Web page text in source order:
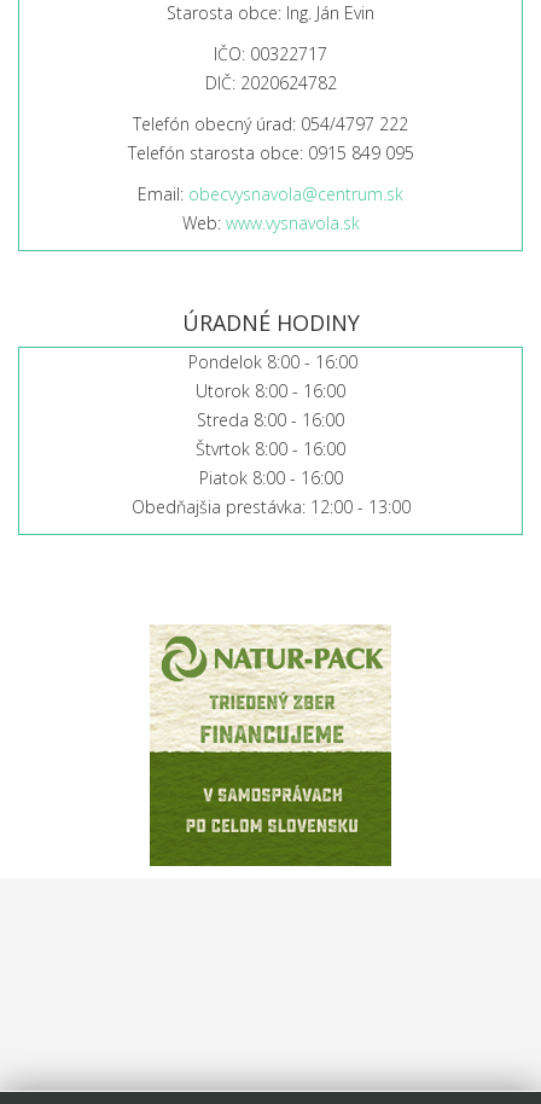
Starosta obce: Ing. Ján Evin
IČO: 00322717
DIČ: 2020624782
Telefón obecný úrad: 054/4797 222
Telefón starosta obce: 0915 849 095
Email: obecvysnavola@centrum.sk
Web: www.vysnavola.sk
ÚRADNÉ HODINY
Pondelok 8:00 - 16:00
Utorok 8:00 - 16:00
Streda 8:00 - 16:00
Štvrtok 8:00 - 16:00
Piatok 8:00 - 16:00
Obedňajšia prestávka: 12:00 - 13:00